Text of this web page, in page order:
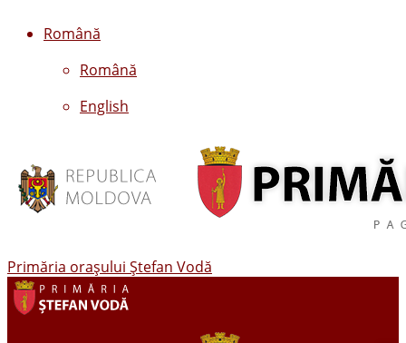
Română
Română
English
Primăria oraşului Ştefan Vodă